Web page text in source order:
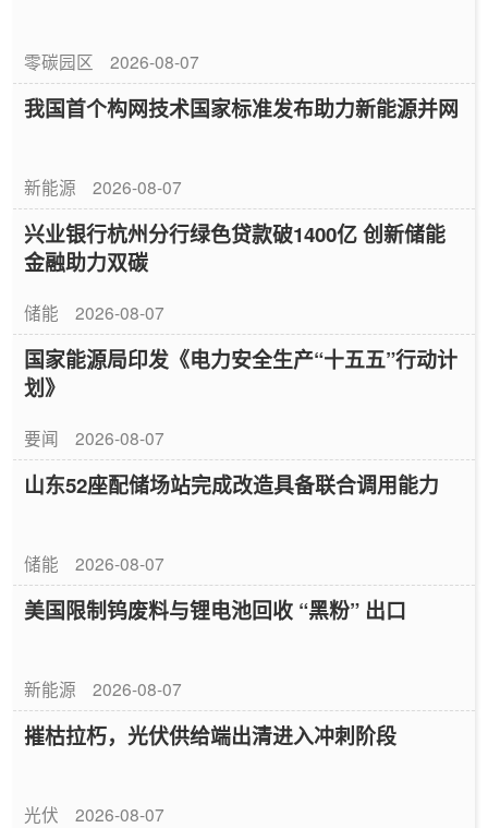
零碳园区 2026-08-07
我国首个构网技术国家标准发布助力新能源并网
新能源 2026-08-07
兴业银行杭州分行绿色贷款破1400亿 创新储能
金融助力双碳
储能 2026-08-07
国家能源局印发《电力安全生产“十五五”行动计
划》
要闻 2026-08-07
山东52座配储场站完成改造具备联合调用能力
储能 2026-08-07
美国限制钨废料与锂电池回收 “黑粉” 出口
新能源 2026-08-07
摧枯拉朽，光伏供给端出清进入冲刺阶段
光伏 2026-08-07